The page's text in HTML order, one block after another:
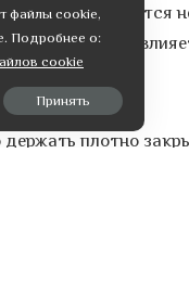
что духи хранятся
плотно
файлы cookie,
Подробнее о:
cookie
Принять